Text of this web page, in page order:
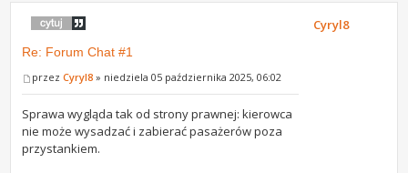
Re: Forum Chat #1
przezCyryl8 » niedziela 05 października 2025, 06:02
Sprawa wygląda tak od strony prawnej: kierowca
nie może wysadzać i zabierać pasażerów poza
przystankiem.
Cyryl8